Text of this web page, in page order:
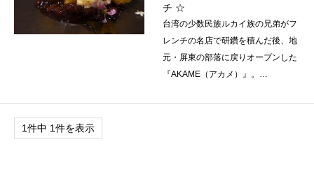
チ ☆
台湾の少数民族ルカイ族の兄弟がフ
レンチの名店で研鑽を積んだ後、地
元・屏東の部落に戻りオープンした
『AKAME（アカメ）』。…
1件中 1件を表示